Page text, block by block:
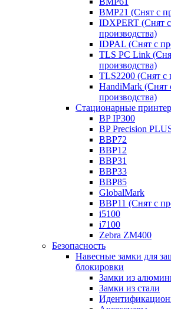
BMP21 (Снят с
IDXPERT (Снят с
производства)
IDPAL (Снят с
TLS PC Link
производства)
TLS2200 (Снят с
HandiMark (Снят
производства)
Стационарные
BP IP300
BP Precision
BBP72
BBP12
BBP31
BBP33
BBP85
GlobalMark
BBP11 (Снят с
i5100
i7100
Zebra ZM400
Безопасность
Навесные замки для
блокировки
Замки из
Замки из стали